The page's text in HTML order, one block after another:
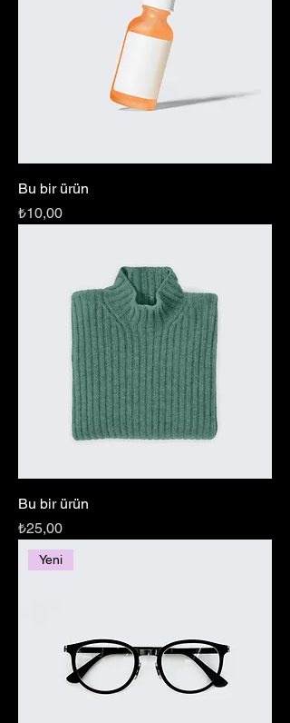
Bu bir ürün
Fiyat
₺10,00
Bu bir ürün
Fiyat
₺25,00
Yeni